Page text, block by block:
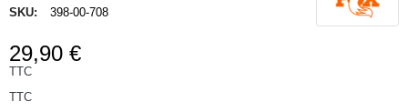
SKU:
398-00-708
29,90 €
TTC
TTC